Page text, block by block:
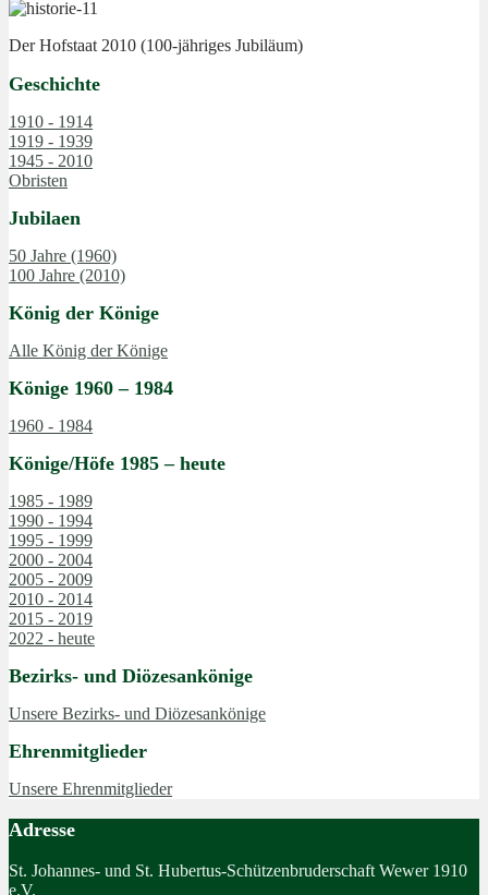
Der Hofstaat 2010 (100-jähriges Jubiläum)
Geschichte
1910 - 1914
1919 - 1939
1945 - 2010
Obristen
Jubilaen
50 Jahre (1960)
100 Jahre (2010)
König der Könige
Alle König der Könige
Könige 1960 – 1984
1960 - 1984
Könige/Höfe 1985 – heute
1985 - 1989
1990 - 1994
1995 - 1999
2000 - 2004
2005 - 2009
2010 - 2014
2015 - 2019
2022 - heute
Bezirks- und Diözesankönige
Unsere Bezirks- und Diözesankönige
Ehrenmitglieder
Unsere Ehrenmitglieder
Adresse
St. Johannes- und St. Hubertus-Schützenbruderschaft Wewer 1910
e.V.